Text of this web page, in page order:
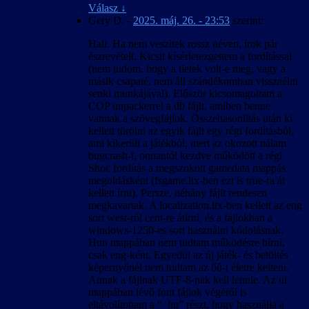
A 4:3-tól eltérő képarány okozta hibák javítva.
A kimerítő módszerkeresés és sokszori
időzítési hibák bizonyos esetekben, különösen
a rendszerindítás utáni első videó
lejátszásakor.
Hogy elkerüljük a játék váratlan kilépését,
fagyását és nem megfelelő viselkedését, a
felirattal lejátszott videók közben az Esc
billentyű le van tiltva, tehát (a játék bevezető
videóját kivéve) nem lehet őket leállítani.
2007. április 25. – v1.00
A magyar szöveg a játék 1.0001-es változata
alapján készült.
Igyekeztünk megőrizni a hibamentességet az
1.0000-ás változattal is.
Ez a honosítás a játékállások betölthetőségét
nem befolyásolja, de a betöltött játékban
előfordulhatnak anomáliák a nevek körül is.
Ennek oka valószínűleg az lehet, hogy az új
játék kezdésekor érvényes nyelven kiosztott
névsor és a megszerzett rejtekhely-leírások
belekerülnek a kimentett játékállásba. A
Válasz ↓
Gery D. - 2025. máj. 26. - 23:53 szerint:
Hali. Ha nem veszitek rossz néven, írok pár
észrevételt. Kicsit kísérletezgettem a fordítással
(nem tudom, hogy a tietek volt-e meg, vagy a
másik csapaté, nem áll szándékomban visszaélni
senki munkájával). Először kicsomagoltam a
COP unpackerrel a db fájlt, amiben benne
vannak a szövegfájlok. Összehasonlítás után ki
kellett törölni az egyik fájlt egy régi fordításból,
ami kikerült a játékból, mert az okozott nálam
bugcrash-t, onnantól kezdve működött a régi
Shoc fordítás a megszokott gamedata mappás
megoldásként (fsgame.ltx-ben ezt is true-ra át
kellett írni). Persze, néhány fájlt rendesen
megkavartak. A localization.ltx-ben kellett az eng
sort west-ről cent-re átírni, és a fájlokban a
windows-1250-es sort használni kódolásnak.
Hun mappában nem tudtam működésre bírni,
csak eng-ként. Egyedül az új játék- és betöltés
képernyőnél nem tudtam az őű-t életre kelteni.
Annak a fájlnak UTF-8-nak kell lennie. Az ui
mappában lévő font fájlok végéről is
eltávolítottam a “_hu” részt, hogy használja a